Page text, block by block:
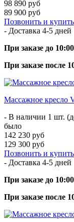
98 890 руб
89 900 руб
Позвонить и купить
- Доставка 4-5 дней
При заказе до 10:00
При заказе после
Массажное кресло
- В наличии 1 шт.
было
142 230 руб
129 300 руб
Позвонить и купить
- Доставка 4-5 дней
При заказе до 10:00
При заказе после